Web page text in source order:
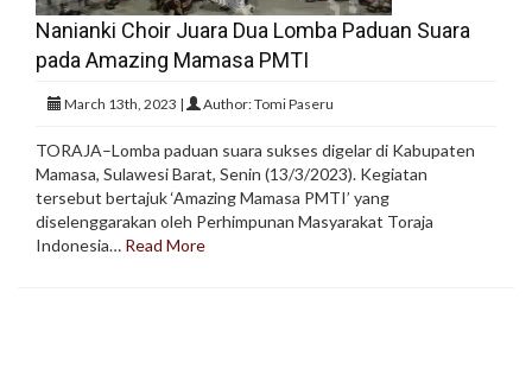
Nanianki Choir Juara Dua Lomba Paduan Suara
pada Amazing Mamasa PMTI
March 13th, 2023 | Author: Tomi Paseru
TORAJA–Lomba paduan suara sukses digelar di Kabupaten
Mamasa, Sulawesi Barat, Senin (13/3/2023). Kegiatan
tersebut bertajuk ‘Amazing Mamasa PMTI’ yang
diselenggarakan oleh Perhimpunan Masyarakat Toraja
Indonesia… Read More